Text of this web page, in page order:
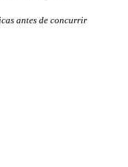
antes de concurrir